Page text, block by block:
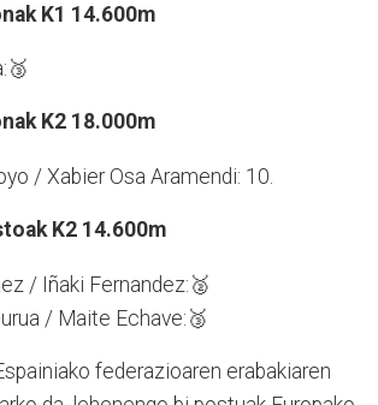
K1 14.600m
K2 18.000m
/ Xabier Osa Aramendi: 10.
K2 14.600m
/ Iñaki Fernandez:🥈
/ Maite Echave:🥉
federazioaren erabakiaren